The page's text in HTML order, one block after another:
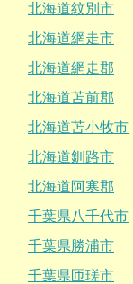
北海道紋別市
北海道網走市
北海道網走郡
北海道苫前郡
北海道苫小牧市
北海道釧路市
北海道阿寒郡
千葉県八千代市
千葉県勝浦市
千葉県匝瑳市